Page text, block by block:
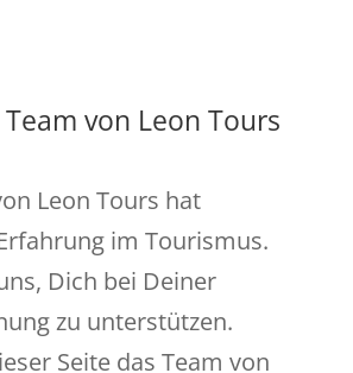
von Leon Tours
Leon Tours hat
im Tourismus.
Dich bei Deiner
zu unterstützen.
Seite das Team von